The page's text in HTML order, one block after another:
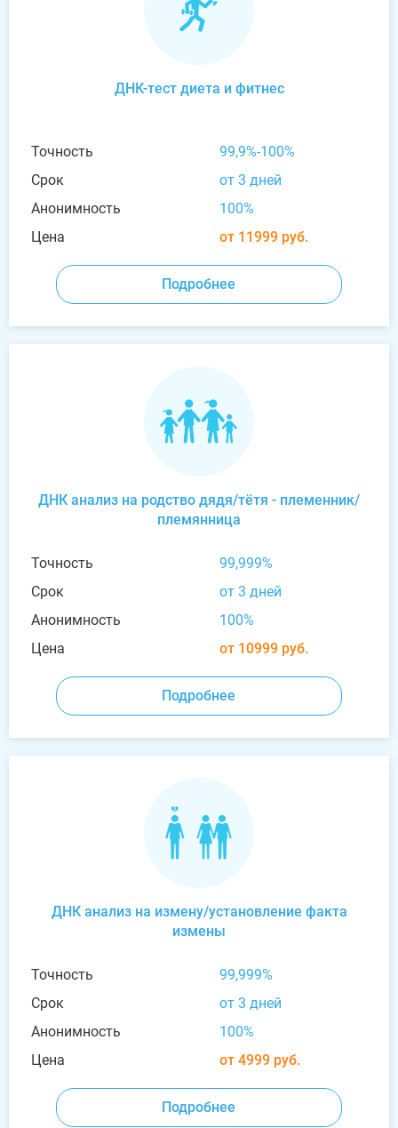
ДНК-тест диета и фитнес
Точность
99,9%-100%
Срок
от 3 дней
Анонимность
100%
Цена
от 11999 руб.
Подробнее
ДНК анализ на родство дядя/тётя - племенник/
племянница
Точность
99,999%
Срок
от 3 дней
Анонимность
100%
Цена
от 10999 руб.
Подробнее
ДНК анализ на измену/установление факта
измены
Точность
99,999%
Срок
от 3 дней
Анонимность
100%
Цена
от 4999 руб.
Подробнее